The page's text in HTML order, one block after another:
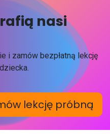
nasi
i zamów bezpłatną lekcję
lekcję próbną